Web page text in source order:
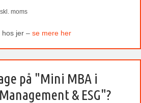
moms
hos jer – se mere her
på "Mini MBA i
& ESG"?